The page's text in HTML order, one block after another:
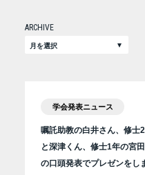
ARCHIVE
学会発表ニュース
嘱託助教の白井さん、修士
と深津くん、修士1年の宮
の口頭発表でプレゼンをし